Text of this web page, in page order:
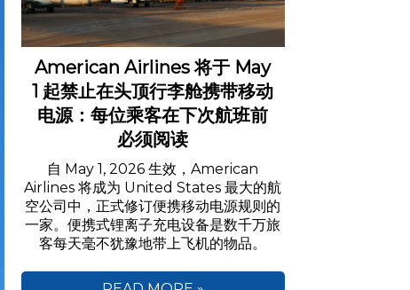
American Airlines 将于 May
1 起禁止在头顶行李舱携带移动
电源：每位乘客在下次航班前
必须阅读
自 May 1, 2026 生效，American
Airlines 将成为 United States 最大的航
空公司中，正式修订便携移动电源规则的
一家。便携式锂离子充电设备是数千万旅
客每天毫不犹豫地带上飞机的物品。